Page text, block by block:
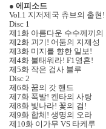
● 에피소드
Vol.1 지저제국 츄브의 출
Disc 1
제1화 아름다운 수수께끼의
제2화 괴기! 어둠의 지제성
제3화 미지를 향한 일보!
제4화 불태워라! F1영혼!
제5화 작은 검사 블루
Disc 2
제6화 꿈의 갓 핸드
제7화 폭발! 켄타의 사랑
제8화 빛나라! 꽃의 검!
제9화 합체! 생명의 오라
제10화 이가무 VS 타케루